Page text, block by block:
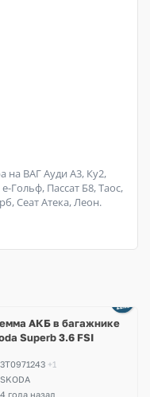
на ВАГ Ауди А3, Ку2,
Гольф, Пассат Б8, Таос,
Сеат Атека, Леон.
АКБ в багажнике
Superb 3.6 FSI
3T0971243 +1
SKODA
4 года назад